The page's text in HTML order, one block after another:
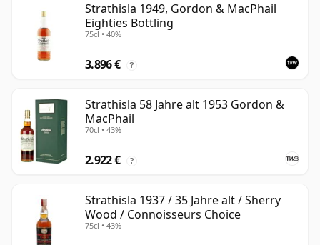
Strathisla 1949, Gordon & MacPhail
Eighties Bottling
75cl • 40%
3.896 € ?
Strathisla 58 Jahre alt 1953 Gordon &
MacPhail
70cl • 43%
2.922 € ?
Strathisla 1937 / 35 Jahre alt / Sherry
Wood / Connoisseurs Choice
75cl • 43%